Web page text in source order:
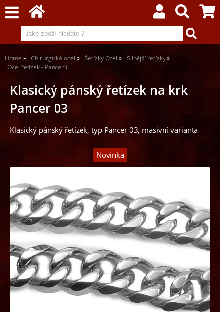
Home Chirurgická ocel Řetízky Ocel
Silnější řetízky
Ocel řetízek - Pancer3
Klasický pánský řetízek na krk
Pancer 03
Klasický pánský řetízek, typ Pancer 03, masivní varianta